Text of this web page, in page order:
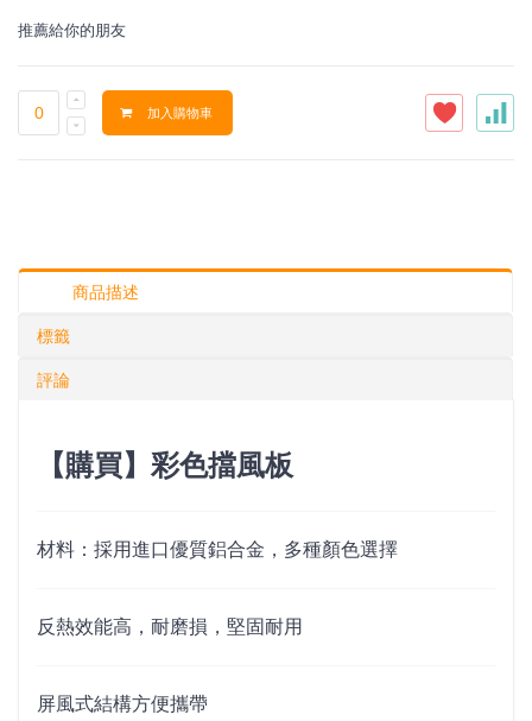
推薦給你的朋友
加入購物車
商品描述
標籤
評論
【購買】彩色擋風板
材料：採用進口優質鋁合金，多種顏色選擇
反熱效能高，耐磨損，堅固耐用
屏風式結構方便攜帶